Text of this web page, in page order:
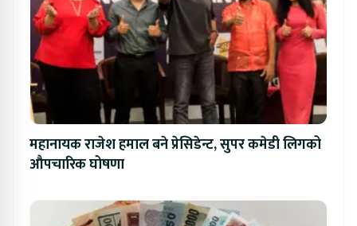
महानायक राजेश हमाल बने प्रेसिडेन्ट, सुपर कमेडी लिगको
औपचारिक घोषणा